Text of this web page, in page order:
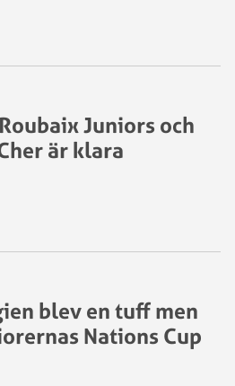
Juniors och
är klara
blev en tuff men
Nations Cup